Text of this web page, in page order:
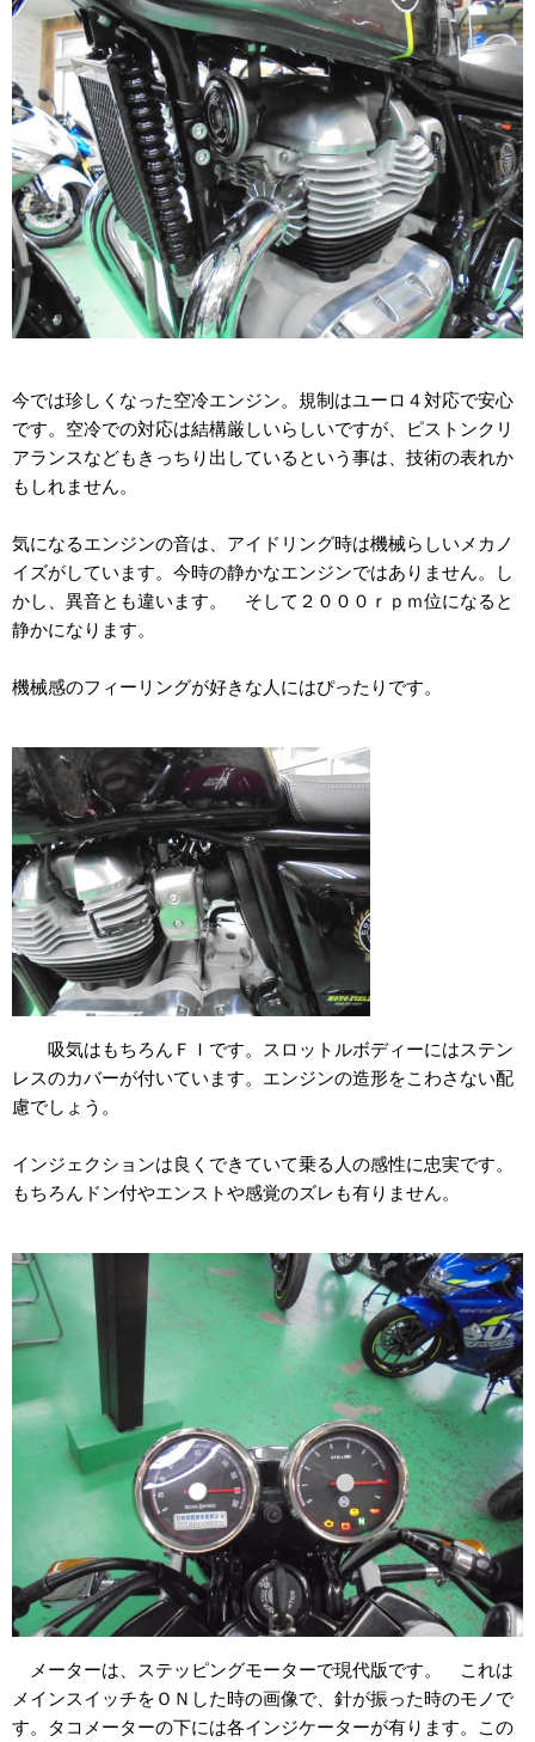
今では珍しくなった空冷エンジン。規制はユーロ４対応で安心
です。空冷での対応は結構厳しいらしいですが、ピストンクリ
アランスなどもきっちり出しているという事は、技術の表れか
もしれません。
気になるエンジンの音は、アイドリング時は機械らしいメカノ
イズがしています。今時の静かなエンジンではありません。し
かし、異音とも違います。 そして２０００ｒｐｍ位になると
静かになります。
機械感のフィーリングが好きな人にはぴったりです。
吸気はもちろんＦＩです。スロットルボディーにはステン
レスのカバーが付いています。エンジンの造形をこわさない配
慮でしょう。
インジェクションは良くできていて乗る人の感性に忠実です。
もちろんドン付やエンストや感覚のズレも有りません。
メーターは、ステッピングモーターで現代版です。 これは
メインスイッチをＯＮした時の画像で、針が振った時のモノで
す。タコメーターの下には各インジケーターが有ります。この